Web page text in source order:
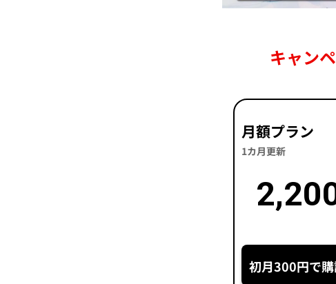
キャン
月額プラン
1カ月更新
初月300円で